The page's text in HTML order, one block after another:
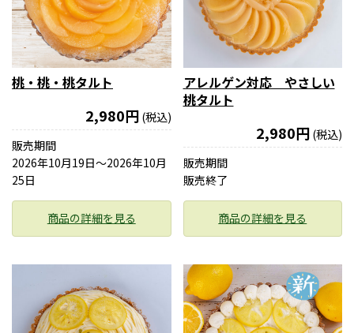
桃・桃・桃タルト
2,980円 (税込)
販売期間
2026年10月19日〜2026年10月
25日
商品の詳細を見る
アレルゲン対応 やさしい
桃タルト
2,980円 (税込)
販売期間
販売終了
商品の詳細を見る